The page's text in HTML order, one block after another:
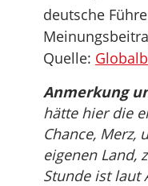
deutsche
Quelle:
Anmerkung
hätte hier die
Chance, Merz,
eigenen Land,
Stunde ist laut